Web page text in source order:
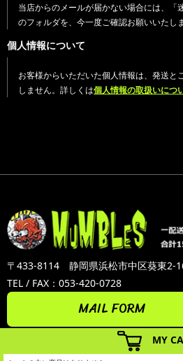
MY
当店からのメールが届かない場合には、「
のフォルダを、今一度ご確認お願いいたしま
個人情報について
お客様からいただいた個人情報は、発送と
しません。詳しくは個人情報の取扱いにつ
〒433-8114 静岡県浜松市中区葵東2-
TEL / FAX：053-420-0728
MAIL FORM